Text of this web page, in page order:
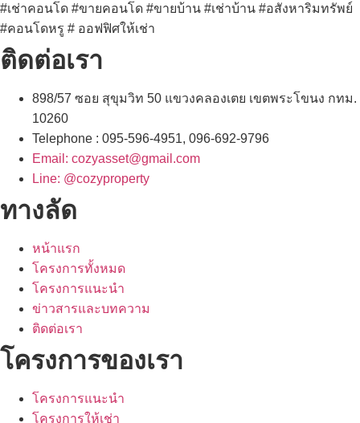
#เช่าคอนโด #ขายคอนโด #ขายบ้าน #เช่าบ้าน #อสังหาริมทรัพย์
#คอนโดหรู # ออฟฟิศให้เช่า
ติดต่อเรา
898/57 ซอย สุขุมวิท 50 แขวงคลองเตย เขตพระโขนง กทม.
10260
Telephone : 095-596-4951, 096-692-9796
Email: cozyasset@gmail.com
Line: @cozyproperty
ทางลัด
หน้าแรก
โครงการทั้งหมด
โครงการแนะนำ
ข่าวสารและบทความ
ติดต่อเรา
โครงการของเรา
โครงการแนะนำ
โครงการให้เช่า